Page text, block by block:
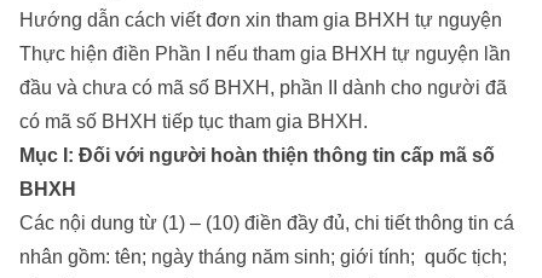
Hướng dẫn cách viết đơn xin tham gia BHXH tự nguyện
Thực hiện điền Phần I nếu tham gia BHXH tự nguyện lần
đầu và chưa có mã số BHXH, phần II dành cho người đã
có mã số BHXH tiếp tục tham gia BHXH.
Mục I: Đối với người hoàn thiện thông tin cấp mã số
BHXH
Các nội dung từ (1) – (10) điền đầy đủ, chi tiết thông tin cá
nhân gồm: tên; ngày tháng năm sinh; giới tính; quốc tịch;